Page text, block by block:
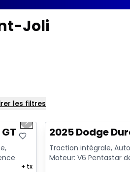
Joli
les filtres
1/19
Next slide
+ tx
2025 Dodge
Traction intégrale,
Moteur: V6 Pentastar